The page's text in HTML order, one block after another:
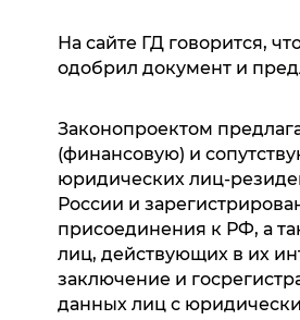
На сайте ГД говорится,
одобрил документ и
Законопроектом
(финансовую) и
юридических лиц-
России и
присоединения к РФ, а
лиц, действующих в их
заключение и
данных лиц с